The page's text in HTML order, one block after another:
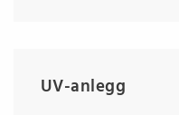
UV-anlegg